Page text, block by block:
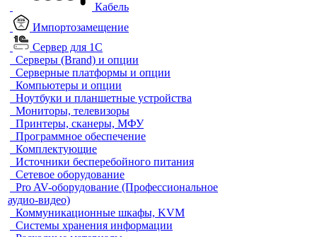
Кабель
Импортозамещение
Сервер для 1С
Серверы (Brand) и опции
Серверные платформы и опции
Компьютеры и опции
Ноутбуки и планшетные устройства
Мониторы, телевизоры
Принтеры, сканеры, МФУ
Программное обеспечение
Комплектующие
Источники бесперебойного питания
Сетевое оборудование
Pro AV-оборудование (Профессиональное
аудио-видео)
Коммуникационные шкафы, KVM
Системы хранения информации